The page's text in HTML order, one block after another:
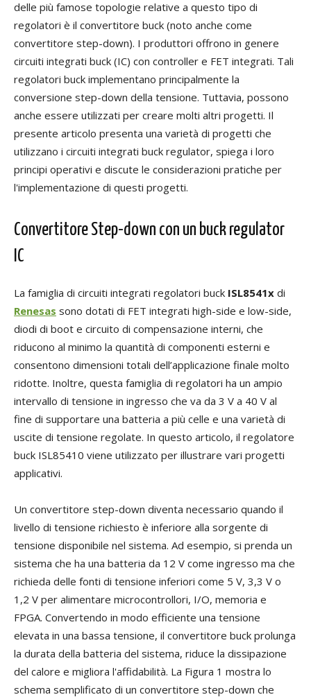
delle più famose topologie relative a questo tipo di
regolatori è il convertitore buck (noto anche come
convertitore step-down). I produttori offrono in genere
circuiti integrati buck (IC) con controller e FET integrati. Tali
regolatori buck implementano principalmente la
conversione step-down della tensione. Tuttavia, possono
anche essere utilizzati per creare molti altri progetti. Il
presente articolo presenta una varietà di progetti che
utilizzano i circuiti integrati buck regulator, spiega i loro
principi operativi e discute le considerazioni pratiche per
l'implementazione di questi progetti.
Convertitore Step-down con un buck regulator
IC
La famiglia di circuiti integrati regolatori buck ISL8541x di
Renesas sono dotati di FET integrati high-side e low-side,
diodi di boot e circuito di compensazione interni, che
riducono al minimo la quantità di componenti esterni e
consentono dimensioni totali dell’applicazione finale molto
ridotte. Inoltre, questa famiglia di regolatori ha un ampio
intervallo di tensione in ingresso che va da 3 V a 40 V al
fine di supportare una batteria a più celle e una varietà di
uscite di tensione regolate. In questo articolo, il regolatore
buck ISL85410 viene utilizzato per illustrare vari progetti
applicativi.
Un convertitore step-down diventa necessario quando il
livello di tensione richiesto è inferiore alla sorgente di
tensione disponibile nel sistema. Ad esempio, si prenda un
sistema che ha una batteria da 12 V come ingresso ma che
richieda delle fonti di tensione inferiori come 5 V, 3,3 V o
1,2 V per alimentare microcontrollori, I/O, memoria e
FPGA. Convertendo in modo efficiente una tensione
elevata in una bassa tensione, il convertitore buck prolunga
la durata della batteria del sistema, riduce la dissipazione
del calore e migliora l'affidabilità. La Figura 1 mostra lo
schema semplificato di un convertitore step-down che